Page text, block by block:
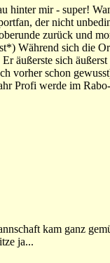
hinter mir - super!
der nicht
zurück und
Während sich die
äußerste sich
vorher schon
Profi werde im
kam ganz
ja...